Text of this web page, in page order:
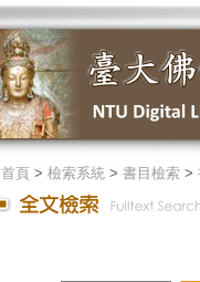
首頁> 檢索系統> 書目檢索>